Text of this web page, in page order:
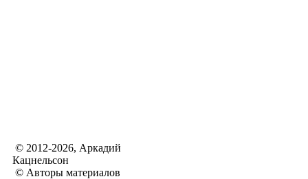
© 2012-2026, Аркадий
Кацнельсон
© Авторы материалов